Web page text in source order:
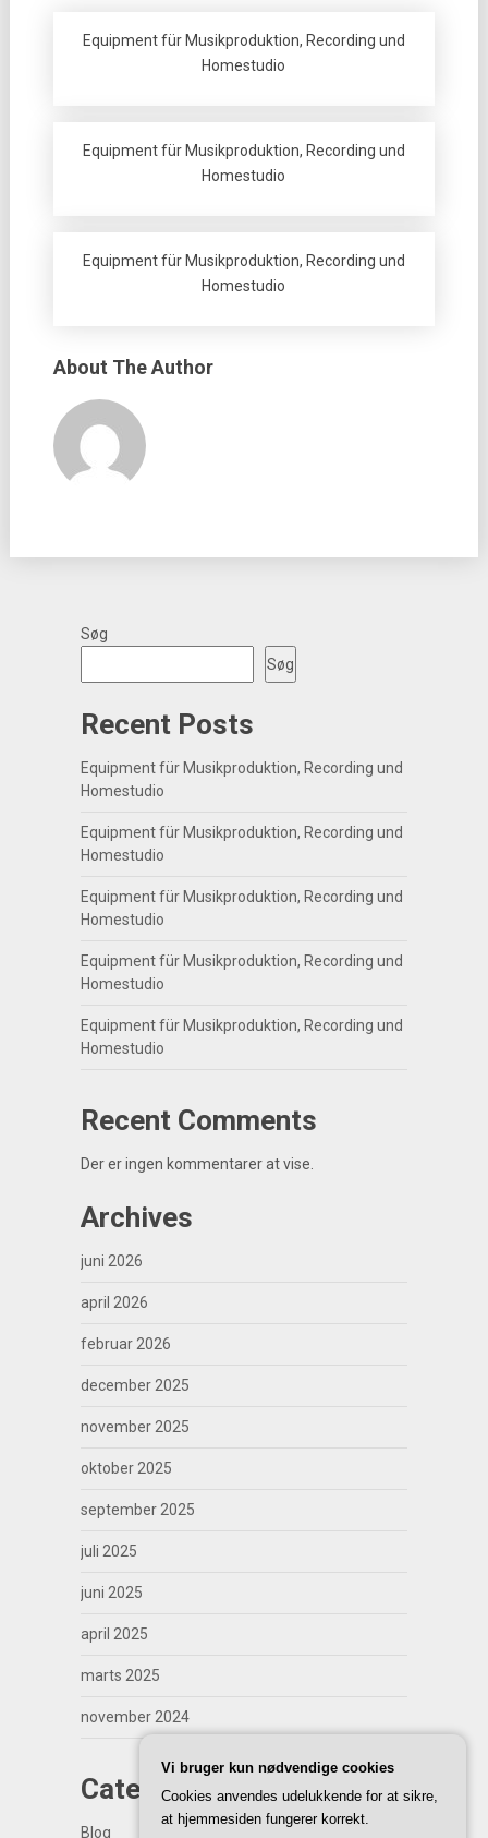
Equipment für Musikproduktion, Recording und
Homestudio
Equipment für Musikproduktion, Recording und
Homestudio
Equipment für Musikproduktion, Recording und
Homestudio
About The Author
Søg
Søg
Recent Posts
Equipment für Musikproduktion, Recording und
Homestudio
Equipment für Musikproduktion, Recording und
Homestudio
Equipment für Musikproduktion, Recording und
Homestudio
Equipment für Musikproduktion, Recording und
Homestudio
Equipment für Musikproduktion, Recording und
Homestudio
Recent Comments
Der er ingen kommentarer at vise.
Archives
juni 2026
april 2026
februar 2026
december 2025
november 2025
oktober 2025
september 2025
juli 2025
juni 2025
april 2025
marts 2025
november 2024
Categories
Blog
Vi bruger kun nødvendige cookies
Cookies anvendes udelukkende for at sikre,
at hjemmesiden fungerer korrekt.